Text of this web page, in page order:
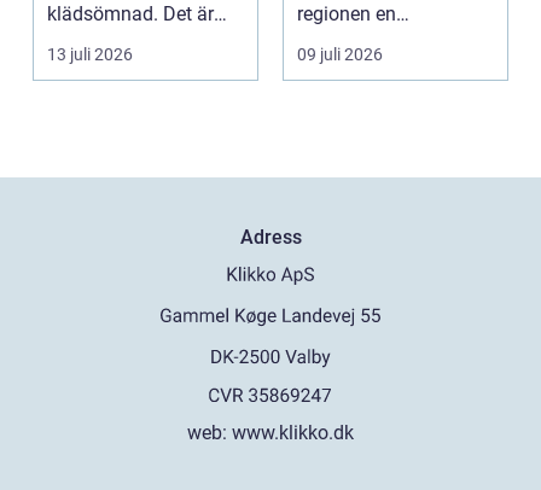
klädsömnad. Det är
mjukt, elastiskt och
formb...
13 juli 2026
regionen en
strukturerad och
personlig vä...
09 juli 2026
Adress
web: www.klikko.dk